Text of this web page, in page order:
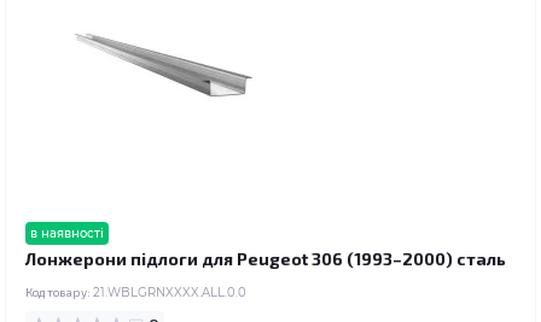
в наявності
Лонжерони підлоги для Peugeot 306 (1993–2000) сталь
Код товару: 21.WBLGRNXXXX.ALL.0.0